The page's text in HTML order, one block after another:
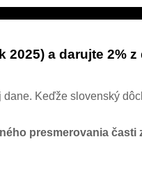
a darujte 2%
Keďže slovenský
presmerovania časti